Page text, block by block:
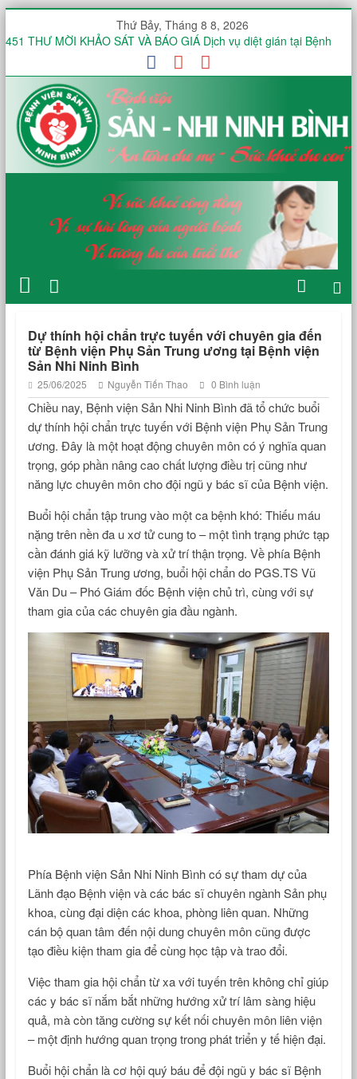
Thứ Bảy, Tháng 8 8, 2026
451 THƯ MỜI KHẢO SÁT VÀ BÁO GIÁ Dịch vụ diệt gián tại Bệnh
viện Sản -Nhi tỉnh Ninh Bình trong 12 tháng
Thư mời báo giá V/v mua sắm, lắp đặt hệ thống mạng không dây
(WiFi) nội bộ trong toàn viện phục vụ triển khai hồ sơ bệnh án điện
tử (EMR)
Công văn V/v báo giá Thuê dịch vụ chứng thực chữ ký số
KHOA ĐIỀU TRỊ YÊU CẦU HƯỞNG ỨNG TUẦN LỄ THẾ GIỚI NUÔI
CON BẰNG SỮA MẸ NĂM 2026
KHOA SẢN THƯỜNG HƯỞNG ỨNG TUẦN LỄ THẾ GIỚI NUÔI CON
BẰNG SỮA MẸ NĂM 2026
Dự thính hội chẩn trực tuyến với chuyên gia đến
từ Bệnh viện Phụ Sản Trung ương tại Bệnh viện
Sản Nhi Ninh Bình
25/06/2025 Nguyễn Tiến Thao 0 Bình luận
Chiều nay, Bệnh viện Sản Nhi Ninh Bình đã tổ chức buổi
dự thính hội chẩn trực tuyến với Bệnh viện Phụ Sản Trung
ương. Đây là một hoạt động chuyên môn có ý nghĩa quan
trọng, góp phần nâng cao chất lượng điều trị cũng như
năng lực chuyên môn cho đội ngũ y bác sĩ của Bệnh viện.
Buổi hội chẩn tập trung vào một ca bệnh khó: Thiếu máu
nặng trên nền đa u xơ tử cung to – một tình trạng phức tạp
cần đánh giá kỹ lưỡng và xử trí thận trọng. Về phía Bệnh
viện Phụ Sản Trung ương, buổi hội chẩn do PGS.TS Vũ
Văn Du – Phó Giám đốc Bệnh viện chủ trì, cùng với sự
tham gia của các chuyên gia đầu ngành.
Phía Bệnh viện Sản Nhi Ninh Bình có sự tham dự của
Lãnh đạo Bệnh viện và các bác sĩ chuyên ngành Sản phụ
khoa, cùng đại diện các khoa, phòng liên quan. Những
cán bộ quan tâm đến nội dung chuyên môn cũng được
tạo điều kiện tham gia để cùng học tập và trao đổi.
Việc tham gia hội chẩn từ xa với tuyến trên không chỉ giúp
các y bác sĩ nắm bắt những hướng xử trí lâm sàng hiệu
quả, mà còn tăng cường sự kết nối chuyên môn liên viện
– một định hướng quan trọng trong phát triển y tế hiện đại.
Buổi hội chẩn là cơ hội quý báu để đội ngũ y bác sĩ Bệnh